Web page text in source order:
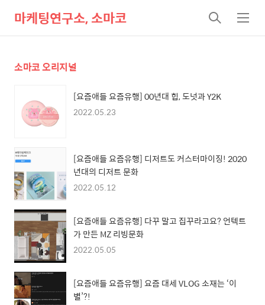
마케팅연구소, 소마코
검
색
메
뉴
소마코 오리지널
[요즘애들 요즘유행] 00년대 힙, 도넛과 Y2K
2022.05.23
[요즘애들 요즘유행] 디저트도 커스터마이징! 2020
년대의 디저트 문화
2022.05.12
[요즘애들 요즘유행] 다꾸 말고 집꾸라고요? 언텍트
가 만든 MZ 리빙문화
2022.05.05
[요즘애들 요즘유행] 요즘 대세 VLOG 소재는 ‘이
별’?!